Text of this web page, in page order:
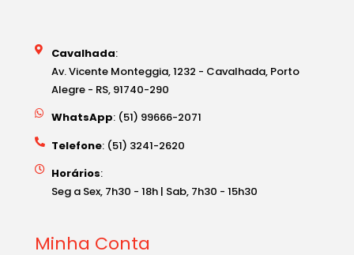
Alegre - RS, 91740-290
WhatsApp
: (51) 99666-2071
Telefone
: (51) 3241-2620
Horários
Seg a Sex, 7h30 - 18h | Sab, 7h30 - 15h30
Minha Conta